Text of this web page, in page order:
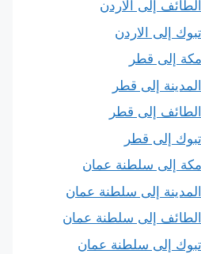
إلى الاردن
إلى الاردن
إلى قطر
إلى قطر
إلى قطر
إلى قطر
إلى سلطنة عمان
إلى سلطنة عمان
إلى سلطنة عمان
إلى سلطنة عمان